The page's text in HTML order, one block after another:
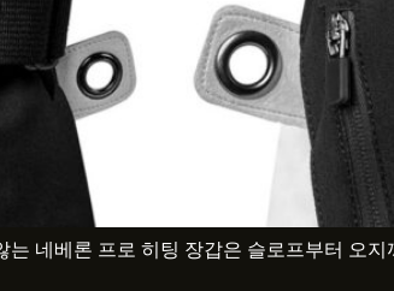
네베론 프로 히팅 장갑은 슬로프부터 오